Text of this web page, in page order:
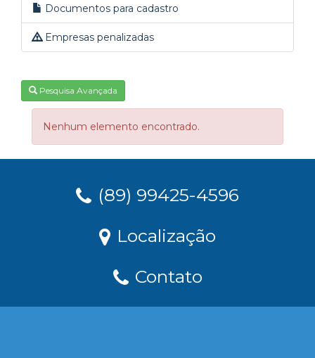
Documentos para cadastro
Empresas penalizadas
Pesquisa Avançada
Nenhum elemento encontrado.
(89) 99425-4596
Localização
Contato